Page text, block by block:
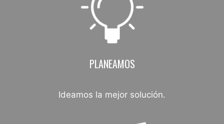
PLANEAMOS
Ideamos la mejor solución.